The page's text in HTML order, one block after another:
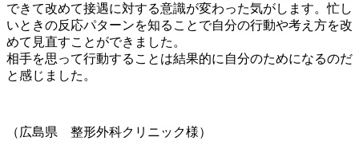
できて改めて接遇に対する意識が変わった気がします。忙し
いときの反応パターンを知ることで自分の行動や考え方を改
めて見直すことができました。
相手を思って行動することは結果的に自分のためになるのだ
と感じました。
（広島県 整形外科クリニック様）